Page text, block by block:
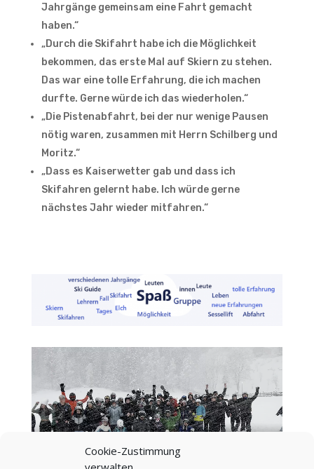
Cookie-Zustimmung
Jahrgänge gemeinsam eine Fahrt gemacht
haben.“
„Durch die Skifahrt habe ich die Möglichkeit
bekommen, das erste Mal auf Skiern zu stehen.
Das war eine tolle Erfahrung, die ich machen
durfte. Gerne würde ich das wiederholen.“
„Die Pistenabfahrt, bei der nur wenige Pausen
nötig waren, zusammen mit Herrn Schilberg und
Moritz.“
„Dass es Kaiserwetter gab und dass ich
Skifahren gelernt habe. Ich würde gerne
nächstes Jahr wieder mitfahren.“